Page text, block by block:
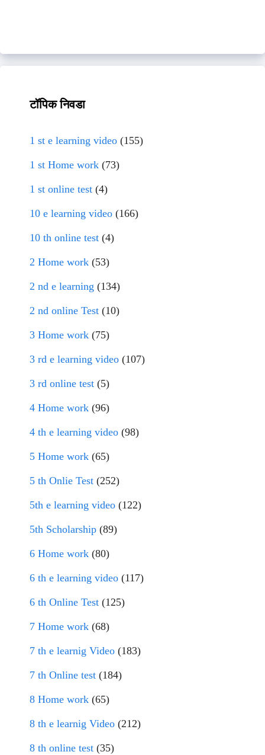
टॉपिक निवडा
1 st e learning video (155)
1 st Home work (73)
1 st online test (4)
10 e learning video (166)
10 th online test (4)
2 Home work (53)
2 nd e learning (134)
2 nd online Test (10)
3 Home work (75)
3 rd e learning video (107)
3 rd online test (5)
4 Home work (96)
4 th e learning video (98)
5 Home work (65)
5 th Onlie Test (252)
5th e learning video (122)
5th Scholarship (89)
6 Home work (80)
6 th e learning video (117)
6 th Online Test (125)
7 Home work (68)
7 th e learnig Video (183)
7 th Online test (184)
8 Home work (65)
8 th e learnig Video (212)
8 th online test (35)